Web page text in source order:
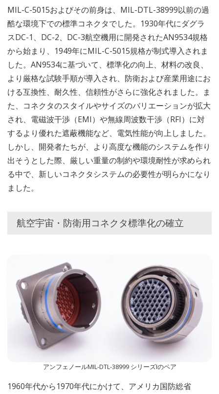
MIL-C-5015およびその前身は、MIL-DTL-38999以前の過
酷な環境下での標準コネクタでした。1930年代にダグラ
スDC-1、DC-2、DC-3航空機用に開発されたAN9534規格
から始まり、1949年にMIL-C-5015規格が制式導入されま
した。AN9534に基づいて、標準化の向上、材料の改良、
より厳格な試験手順が導入され、防衛および産業用途にお
ける互換性、耐久性、信頼性がさらに強化されました。ま
た、コネクタのスタイルやサイズのバリエーションが拡大
され、電磁波干渉（EMI）や無線周波数干渉（RFI）に対
するより優れた遮蔽機能など、電気性能が向上しました。
しかし、開発者たちが、より高度な機能のシステムを作り
出そうとした際、厳しい重量の制約や環境耐性が求められ
る中で、新しいコネクタシステムの必要性が明らかになり
ました。
航空宇宙・防衛用コネクタ標準化の確立
アンフェノールMIL-DTL-38999 シリーズIのペア
1960年代から1970年代にかけて、アメリカ国防総省